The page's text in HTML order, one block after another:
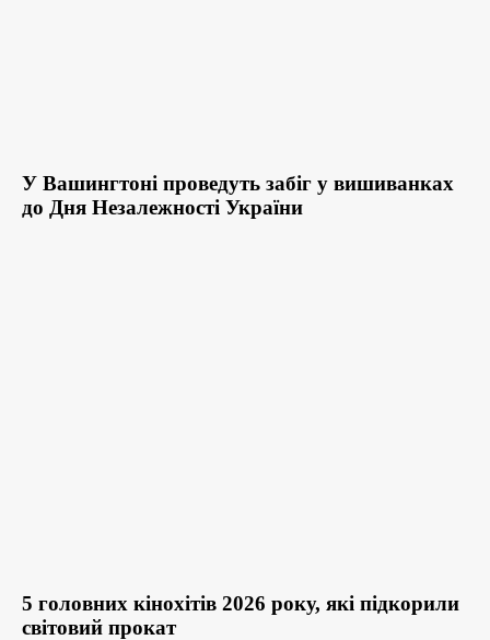
У Вашингтоні проведуть забіг у вишиванках
до Дня Незалежності України
5 головних кінохітів 2026 року, які підкорили
світовий прокат